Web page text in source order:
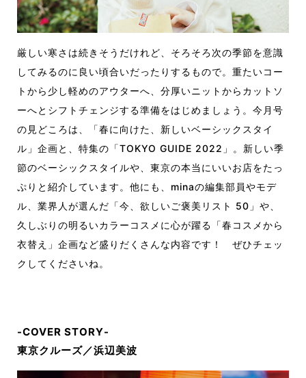
厳しい寒さは続きそうだけれど、そろそろ次の季節を意識
してみるのに良い頃合いだったりするもので。重たいコー
トから少し軽めのアウターへ、分厚いニットからカットソ
ーへとシフトチェンジする準備をはじめましょう。今月号
の見どころは、「春に向けた、新しいベーシックスタイ
ル」企画と、特集の「TOKYO GUIDE 2022」。新しい季
節のベーシックスタイルや、東京の本当にいいお店をたっ
ぷりと紹介しています。他にも、minaの編集部員やモデ
ル、業界人が選んだ「今、欲しいご褒美リスト 50」や、
久しぶりの明るいカラーコスメに心が躍る「春コスメから
衣替え」企画など盛りだくさんな内容です！ ぜひチェッ
クしてくださいね。
-COVER STORY-
東京クルーズ／浜辺美波